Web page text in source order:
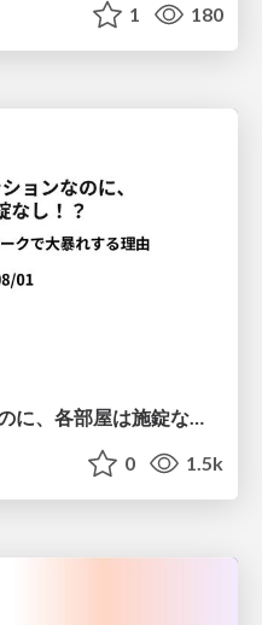
1 180
オートロックマンションなのに、各部屋は施錠なし！？ 攻撃者が組織内ネットワークで大暴れする理由 / The Front Door Is Locked, but the Rooms Are Wide Open: Why Attackers Move Freely Inside Enterprise Networks
0 1.5k